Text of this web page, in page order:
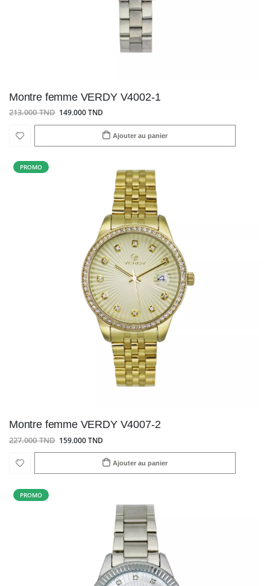
Montre femme VERDY V4002-1
213.000 TND 149.000 TND
Ajouter au panier
PROMO
Montre femme VERDY V4007-2
227.000 TND 159.000 TND
Ajouter au panier
PROMO